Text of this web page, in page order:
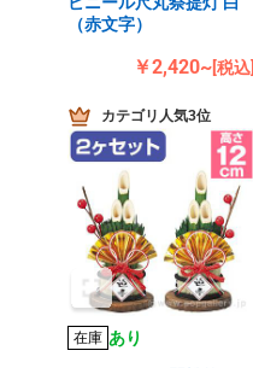
（赤文字）
￥2,420~[税込]
カテゴリ人気3位
在庫 あり